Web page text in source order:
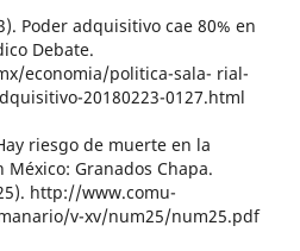
Poder adquisitivo cae 80% en
Debate.
economia/politica-sala- rial-
20180223-0127.html
riesgo de muerte en la
Granados Chapa.
http://www.comu-
v-xv/num25/num25.pdf